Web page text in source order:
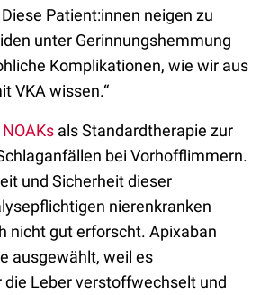
Patient:innen neigen zu
unter Gerinnungshemmung
Komplikationen, wie wir aus
VKA wissen.“
NOAKs als Standardtherapie zur
bei Vorhofflimmern.
und Sicherheit dieser
nierenkranken
nicht gut erforscht. Apixaban
ausgewählt, weil es
die Leber verstoffwechselt und